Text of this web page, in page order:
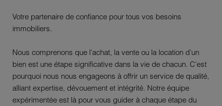
Votre partenaire de confiance pour tous vos besoins
immobiliers.
Nous comprenons que l'achat, la vente ou la location d'un
bien est une étape significative dans la vie de chacun. C'est
pourquoi nous nous engageons à offrir un service de qualité,
alliant expertise, dévouement et intégrité. Notre équipe
expérimentée est là pour vous guider à chaque étape du